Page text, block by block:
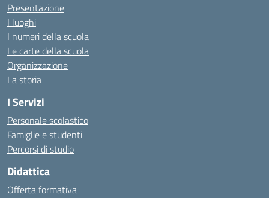
Presentazione
I luoghi
I numeri della scuola
Le carte della scuola
Organizzazione
La storia
I Servizi
Personale scolastico
Famiglie e studenti
Percorsi di studio
Didattica
Offerta formativa